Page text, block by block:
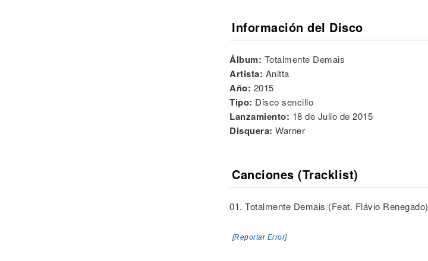
Información del Disco
Álbum: Totalmente Demais
Artista: Anitta
Año: 2015
Tipo: Disco sencillo
Lanzamiento: 18 de Julio de 2015
Disquera:Warner
Canciones (Tracklist)
01. Totalmente Demais (Feat. Flávio Renegado)
[Reportar Error]